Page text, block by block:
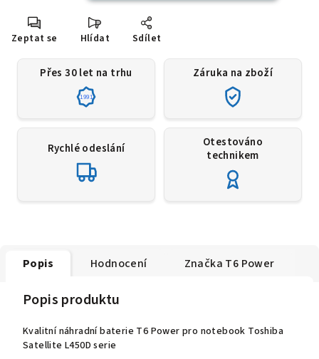
Zeptat se Hlídat Sdílet
Přes 30 let na trhu
1991
Záruka na zboží
Rychlé odeslání
Otestováno
technikem
Popis Hodnocení Značka T6 Power
Popis produktu
Kvalitní náhradní baterie T6 Power pro notebook Toshiba
Satellite L450D serie